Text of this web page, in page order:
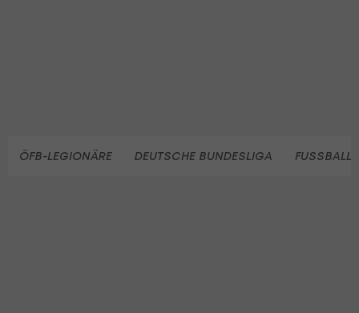
ÖFB-LEGIONÄRE DEUTSCHE BUNDESLIGA FUSSBALL